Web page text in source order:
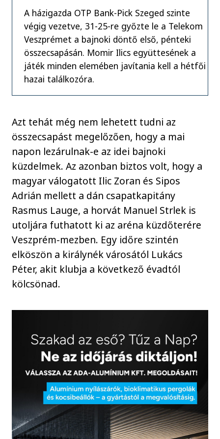
A házigazda OTP Bank-Pick Szeged szinte
végig vezetve, 31-25-re győzte le a Telekom
Veszprémet a bajnoki döntő első, pénteki
összecsapásán. Momir Ilics együttesének a
játék minden elemében javítania kell a hétfői
hazai találkozóra.
Azt tehát még nem lehetett tudni az
összecsapást megelőzően, hogy a mai
napon lezárulnak-e az idei bajnoki
küzdelmek. Az azonban biztos volt, hogy a
magyar válogatott Ilic Zoran és Sipos
Adrián mellett a dán csapatkapitány
Rasmus Lauge, a horvát Manuel Strlek is
utoljára futhatott ki az aréna küzdőterére
Veszprém-mezben. Egy időre szintén
elköszön a királynék városától Lukács
Péter, akit klubja a következő évadtól
kölcsönad.